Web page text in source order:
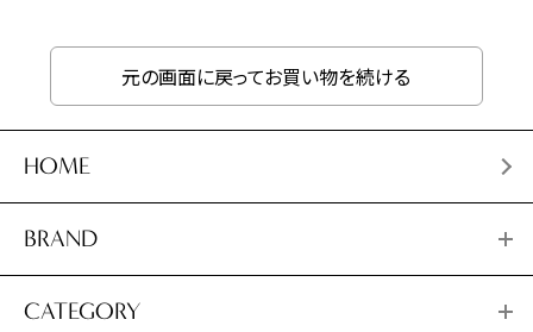
元の画面に戻ってお買い物を続ける
HOME
BRAND
CATEGORY